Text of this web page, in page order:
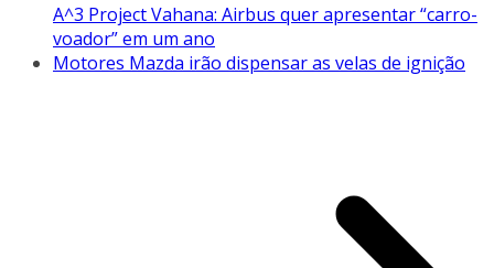
A^3 Project Vahana: Airbus quer apresentar “carro-
voador” em um ano
Motores Mazda irão dispensar as velas de ignição